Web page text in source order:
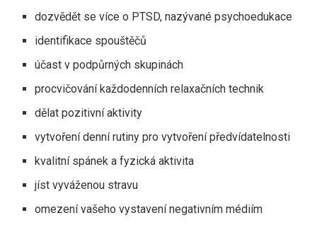
dozvědět se více o PTSD, nazývané psychoedukace
identifikace spouštěčů
účast v podpůrných skupinách
procvičování každodenních relaxačních technik
dělat pozitivní aktivity
vytvoření denní rutiny pro vytvoření předvídatelnosti
kvalitní spánek a fyzická aktivita
jíst vyváženou stravu
omezení vašeho vystavení negativním médiím